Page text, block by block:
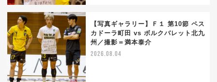
【写真ギャラリー】Ｆ１ 第10節 ペス
カドーラ町田 vs ボルクバレット北九
州／撮影＝満本泰介
2026.08.04